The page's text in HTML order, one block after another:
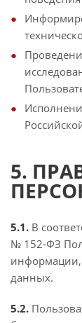
5.
5.1. В
№ 152-ФЗ
информации,
данных.
5.2.